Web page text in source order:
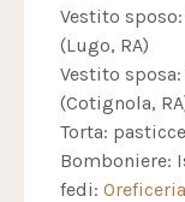
Vestito sposo:
(Lugo, RA)
Vestito sposa:
(Cotignola,
Torta:
Bomboniere:
fedi: